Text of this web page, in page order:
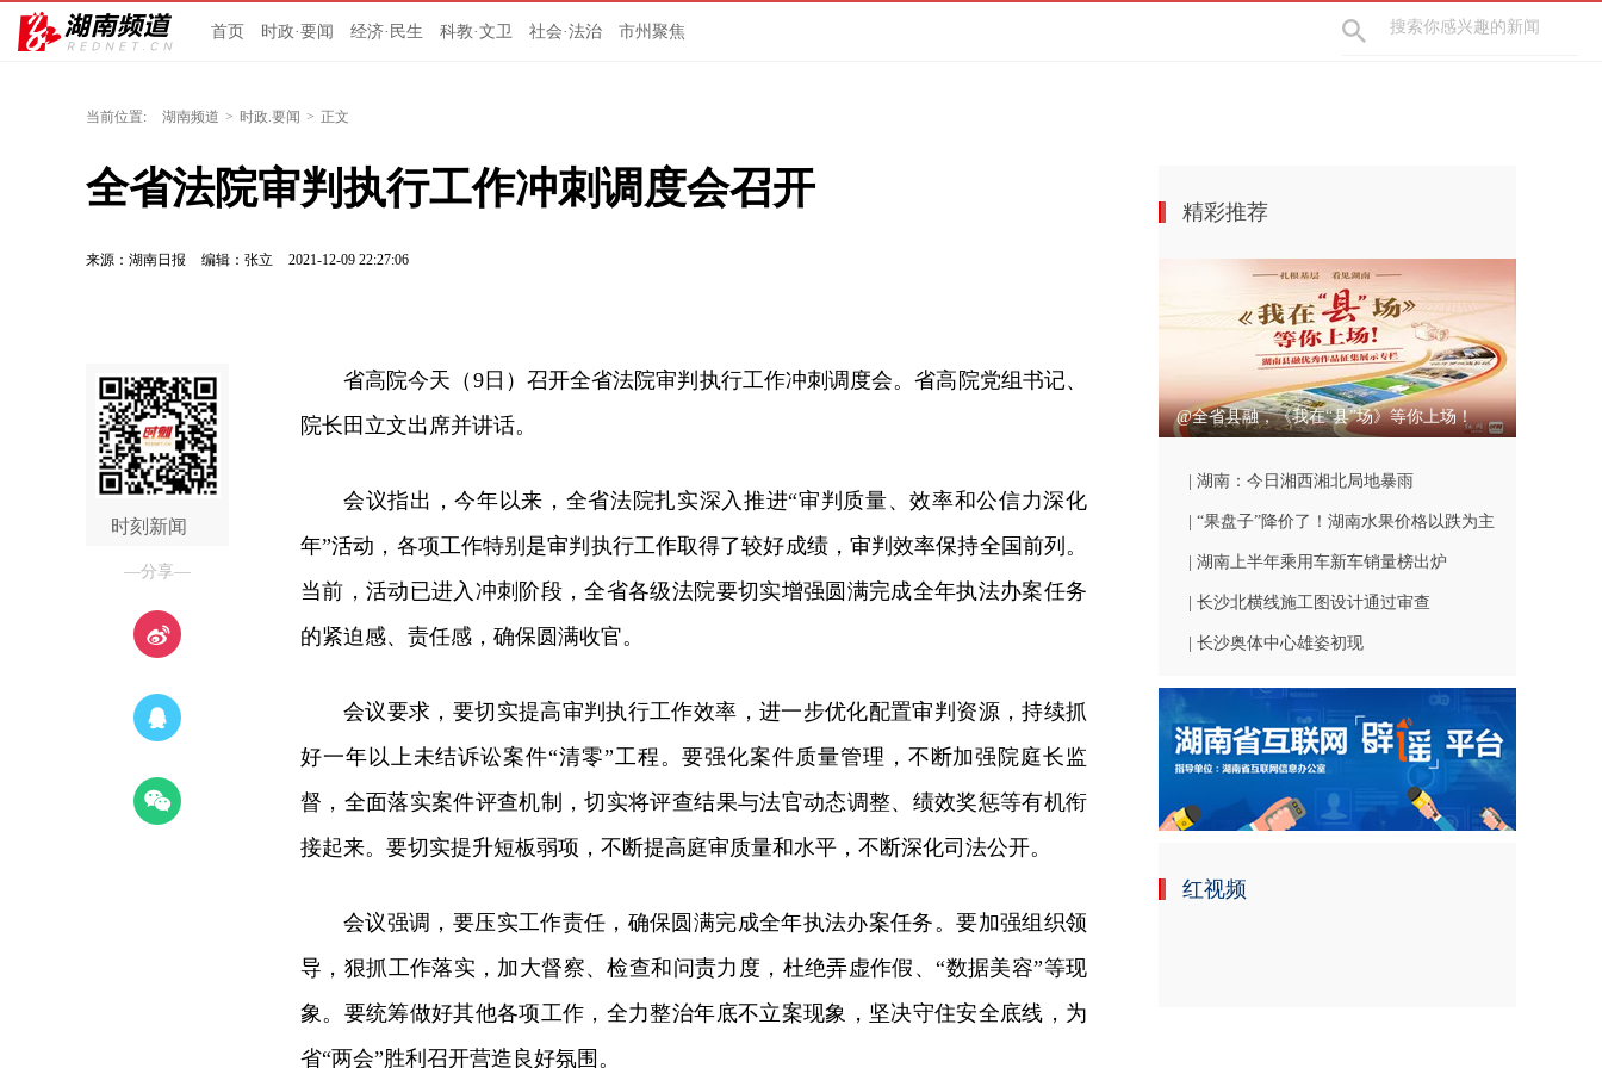
首页 时政·要闻 经济·民生 科教·文卫 社会·法治 市州聚焦
当前位置: 湖南频道 > 时政.要闻 > 正文
全省法院审判执行工作冲刺调度会召开
来源：湖南日报 编辑：张立 2021-12-09 22:27:06
时刻新闻
—分享—
省高院今天（9日）召开全省法院审判执行工作冲刺调度会。省高院党组书记、
院长田立文出席并讲话。
会议指出，今年以来，全省法院扎实深入推进“审判质量、效率和公信力深化
年”活动，各项工作特别是审判执行工作取得了较好成绩，审判效率保持全国前列。
当前，活动已进入冲刺阶段，全省各级法院要切实增强圆满完成全年执法办案任务
的紧迫感、责任感，确保圆满收官。
会议要求，要切实提高审判执行工作效率，进一步优化配置审判资源，持续抓
好一年以上未结诉讼案件“清零”工程。要强化案件质量管理，不断加强院庭长监
督，全面落实案件评查机制，切实将评查结果与法官动态调整、绩效奖惩等有机衔
接起来。要切实提升短板弱项，不断提高庭审质量和水平，不断深化司法公开。
会议强调，要压实工作责任，确保圆满完成全年执法办案任务。要加强组织领
导，狠抓工作落实，加大督察、检查和问责力度，杜绝弄虚作假、“数据美容”等现
象。要统筹做好其他各项工作，全力整治年底不立案现象，坚决守住安全底线，为
省“两会”胜利召开营造良好氛围。
精彩推荐
@全省县融，《我在“县”场》等你上场！
| 湖南：今日湘西湘北局地暴雨
| “果盘子”降价了！湖南水果价格以跌为主
| 湖南上半年乘用车新车销量榜出炉
| 长沙北横线施工图设计通过审查
| 长沙奥体中心雄姿初现
红视频